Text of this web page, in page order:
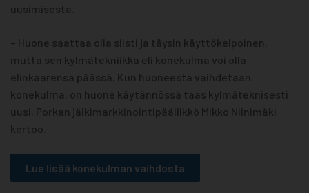
uusimisesta.
– Huone saattaa olla siisti ja täysin käyttökelpoinen,
mutta sen kylmätekniikka eli konekulma voi olla
elinkaarensa päässä. Kun huoneesta vaihdetaan
konekulma, on huone käytännössä taas kylmäteknisesti
uusi, Porkan jälkimarkkinointipäällikkö Mikko Niinimäki
kertoo.
Lue lisää konekulman vaihdosta